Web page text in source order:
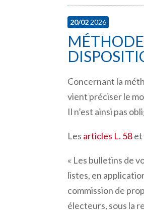
20/02 2026
Concernant la
vient préciser le
Il n’est ainsi pas
Les articles L. 58et
« Les bulletins de
listes, en
commission de
électeurs, sous la